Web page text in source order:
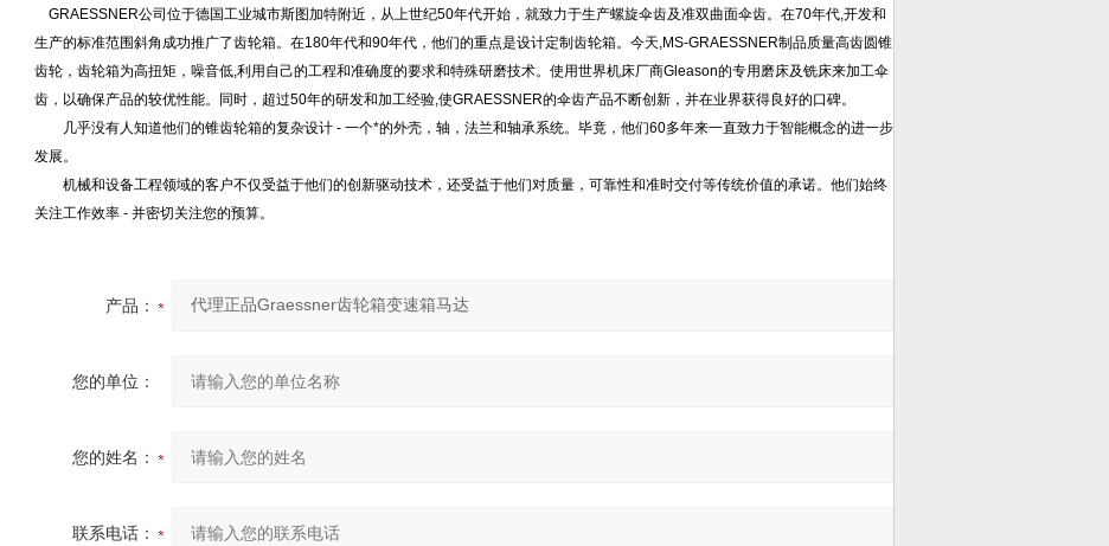
GRAESSNER公司位于德国工业城市斯图加特附近，从上世纪50年代开始，就致力于生产螺旋伞齿及准双曲面伞齿。在70年代,开发和
生产的标准范围斜角成功推广了齿轮箱。在180年代和90年代，他们的重点是设计定制齿轮箱。今天,MS-GRAESSNER制品质量高齿圆锥
齿轮，齿轮箱为高扭矩，噪音低,利用自己的工程和准确度的要求和特殊研磨技术。使用世界机床厂商Gleason的专用磨床及铣床来加工伞
齿，以确保产品的较优性能。同时，超过50年的研发和加工经验,使GRAESSNER的伞齿产品不断创新，并在业界获得良好的口碑。
几乎没有人知道他们的锥齿轮箱的复杂设计 - 一个*的外壳，轴，法兰和轴承系统。毕竟，他们60多年来一直致力于智能概念的进一步
发展。
机械和设备工程领域的客户不仅受益于他们的创新驱动技术，还受益于他们对质量，可靠性和准时交付等传统价值的承诺。他们始终
关注工作效率 - 并密切关注您的预算。
产品：
您的单位：
您的姓名：
联系电话：